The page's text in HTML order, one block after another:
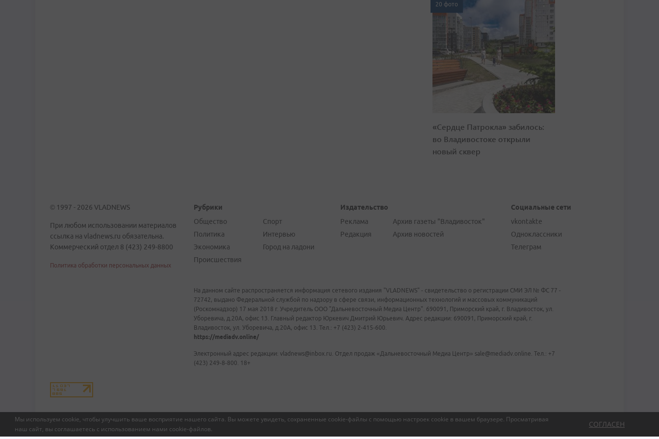
Мы используем cookie, чтобы улучшить ваше восприятие нашего сайта. Вы можете увидеть, сохраненные cookie-файлы с помощью настроек cookie в вашем браузере. Просматривая
наш сайт, вы соглашаетесь с использованием нами cookie-файлов.
СОГЛАСЕН
20 фото
«Сердце Патрокла» забилось:
во Владивостоке открыли
новый сквер
© 1997 - 2026 VLADNEWS
При любом использовании материалов
ссылка на vladnews.ru обязательна.
Коммерческий отдел 8 (423) 249-8800
Политика обработки персональных данных
Рубрики
Общество
Политика
Экономика
Происшествия
Спорт
Интервью
Город на ладони
Издательство
Реклама
Редакция
Архив газеты "Владивосток"
Архив новостей
Социальные сети
vkontakte
Одноклассники
Телеграм
На данном сайте распространяется информация сетевого издания "VLADNEWS" - свидетельство о регистрации СМИ ЭЛ № ФС 77 -
72742, выдано Федеральной службой по надзору в сфере связи, информационных технологий и массовых коммуникаций
(Роскомнадзор) 17 мая 2018 г. Учредитель ООО "Дальневосточный Медиа Центр". 690091, Приморский край, г. Владивосток, ул.
Уборевича, д.20А, офис 13. Главный редактор Юркевич Дмитрий Юрьевич. Адрес редакции: 690091, Приморский край, г.
Владивосток, ул. Уборевича, д.20А, офис 13. Тел.: +7 (423) 2-415-600.
https://mediadv.online/
Электронный адрес редакции: vladnews@inbox.ru. Отдел продаж «Дальневосточный Медиа Центр» sale@mediadv.online. Тел.: +7
(423) 249-8-800. 18+